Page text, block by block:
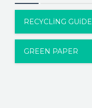
RECYCLING GUIDE
GREEN PAPER